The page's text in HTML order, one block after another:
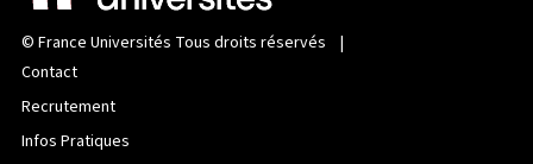
© France Universités Tous droits réservés |
Contact
Recrutement
Infos Pratiques